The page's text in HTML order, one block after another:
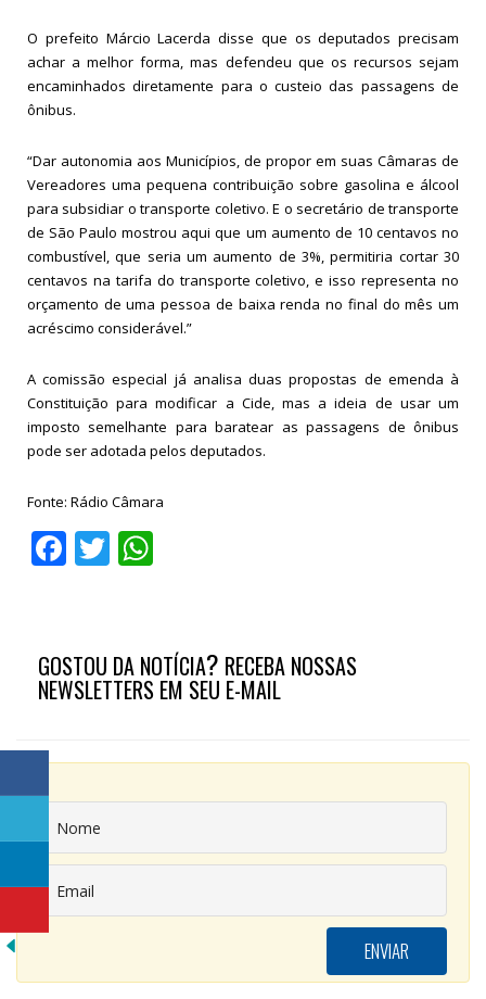
O prefeito Márcio Lacerda disse que os deputados precisam
achar a melhor forma, mas defendeu que os recursos sejam
encaminhados diretamente para o custeio das passagens de
ônibus.
“Dar autonomia aos Municípios, de propor em suas Câmaras de
Vereadores uma pequena contribuição sobre gasolina e álcool
para subsidiar o transporte coletivo. E o secretário de transporte
de São Paulo mostrou aqui que um aumento de 10 centavos no
combustível, que seria um aumento de 3%, permitiria cortar 30
centavos na tarifa do transporte coletivo, e isso representa no
orçamento de uma pessoa de baixa renda no final do mês um
acréscimo considerável.”
A comissão especial já analisa duas propostas de emenda à
Constituição para modificar a Cide, mas a ideia de usar um
imposto semelhante para baratear as passagens de ônibus
pode ser adotada pelos deputados.
Fonte: Rádio Câmara
FacebookTwitter
GOSTOU DA NOTÍCIA? RECEBA NOSSAS
NEWSLETTERS EM SEU E-MAIL